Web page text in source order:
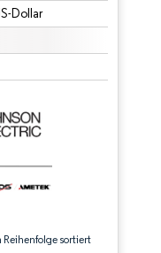
Dollar
sortiert
gemäß CC BY 4.0.